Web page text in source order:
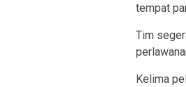
tempat
Tim
Kelima